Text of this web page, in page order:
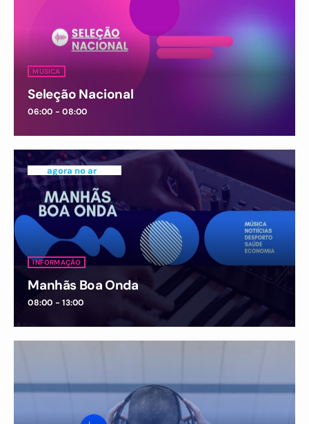
MUSICA
Seleção Nacional
06:00 - 08:00
agora no ar
INFORMAÇÃO
Manhãs Boa Onda
08:00 - 13:00